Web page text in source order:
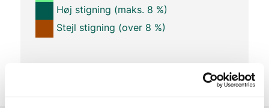
Høj stigning (maks. 8 %)
Stejl stigning (over 8 %)